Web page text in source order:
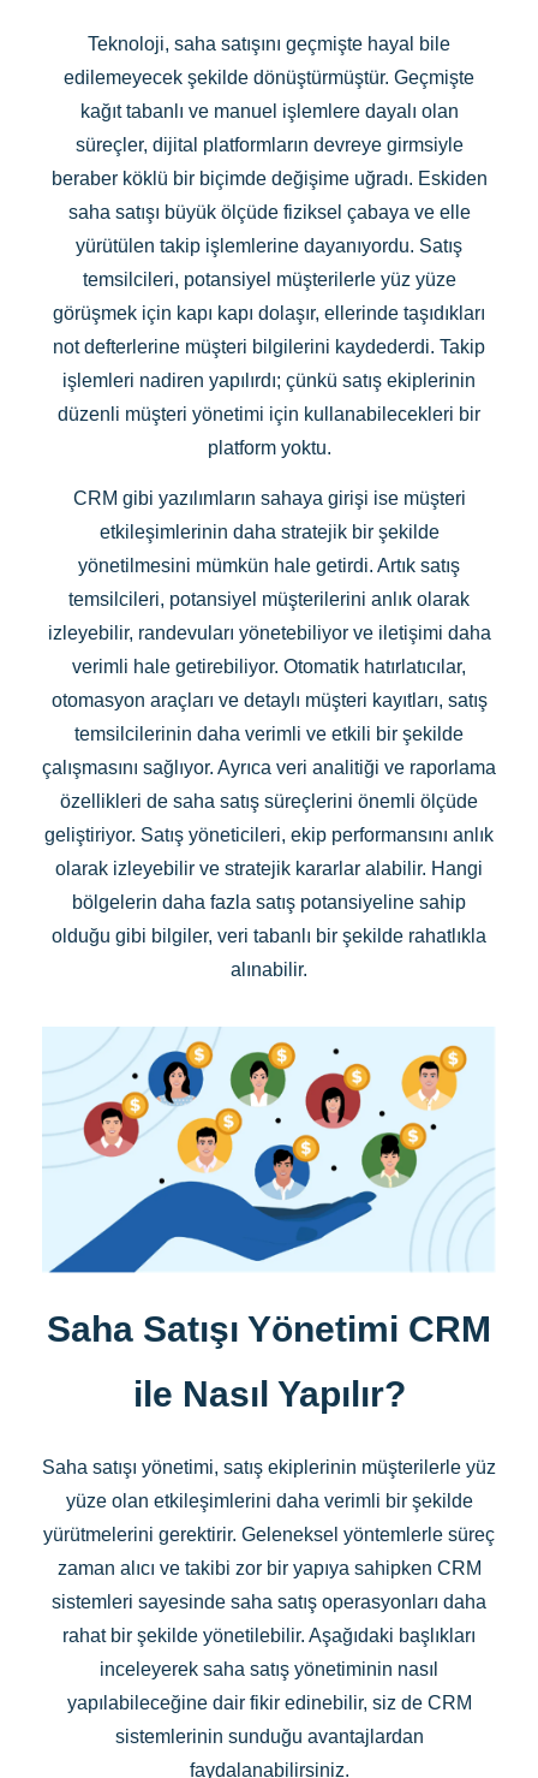
Teknoloji, saha satışını geçmişte hayal bile
edilemeyecek şekilde dönüştürmüştür. Geçmişte
kağıt tabanlı ve manuel işlemlere dayalı olan
süreçler, dijital platformların devreye girmsiyle
beraber köklü bir biçimde değişime uğradı. Eskiden
saha satışı büyük ölçüde fiziksel çabaya ve elle
yürütülen takip işlemlerine dayanıyordu. Satış
temsilcileri, potansiyel müşterilerle yüz yüze
görüşmek için kapı kapı dolaşır, ellerinde taşıdıkları
not defterlerine müşteri bilgilerini kaydederdi. Takip
işlemleri nadiren yapılırdı; çünkü satış ekiplerinin
düzenli müşteri yönetimi için kullanabilecekleri bir
platform yoktu.
CRM gibi yazılımların sahaya girişi ise müşteri
etkileşimlerinin daha stratejik bir şekilde
yönetilmesini mümkün hale getirdi. Artık satış
temsilcileri, potansiyel müşterilerini anlık olarak
izleyebilir, randevuları yönetebiliyor ve iletişimi daha
verimli hale getirebiliyor. Otomatik hatırlatıcılar,
otomasyon araçları ve detaylı müşteri kayıtları, satış
temsilcilerinin daha verimli ve etkili bir şekilde
çalışmasını sağlıyor. Ayrıca veri analitiği ve raporlama
özellikleri de saha satış süreçlerini önemli ölçüde
geliştiriyor. Satış yöneticileri, ekip performansını anlık
olarak izleyebilir ve stratejik kararlar alabilir. Hangi
bölgelerin daha fazla satış potansiyeline sahip
olduğu gibi bilgiler, veri tabanlı bir şekilde rahatlıkla
alınabilir.
Saha Satışı Yönetimi CRM
ile Nasıl Yapılır?
Saha satışı yönetimi, satış ekiplerinin müşterilerle yüz
yüze olan etkileşimlerini daha verimli bir şekilde
yürütmelerini gerektirir. Geleneksel yöntemlerle süreç
zaman alıcı ve takibi zor bir yapıya sahipken CRM
sistemleri sayesinde saha satış operasyonları daha
rahat bir şekilde yönetilebilir. Aşağıdaki başlıkları
inceleyerek saha satış yönetiminin nasıl
yapılabileceğine dair fikir edinebilir, siz de CRM
sistemlerinin sunduğu avantajlardan
faydalanabilirsiniz.